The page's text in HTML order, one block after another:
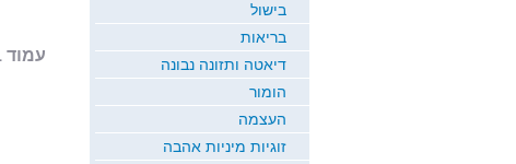
עמוד 1 מתוך 1
בישול
בריאות
דיאטה ותזונה נבונה
הומור
העצמה
זוגיות מיניות אהבה